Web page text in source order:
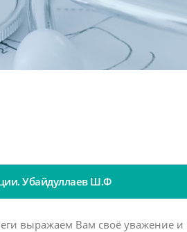
Убайдуллаев Ш.Ф
выражаем Вам своё уважение и